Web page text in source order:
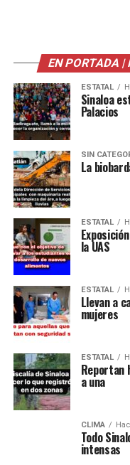
EN PORTADA |
ESTATAL
Sinaloa
Palacios
SIN
La
ESTATAL
la UAS
ESTATAL
Llevan a
mujeres
ESTATAL
Reportan
a una
CLIMA
Todo
intensas